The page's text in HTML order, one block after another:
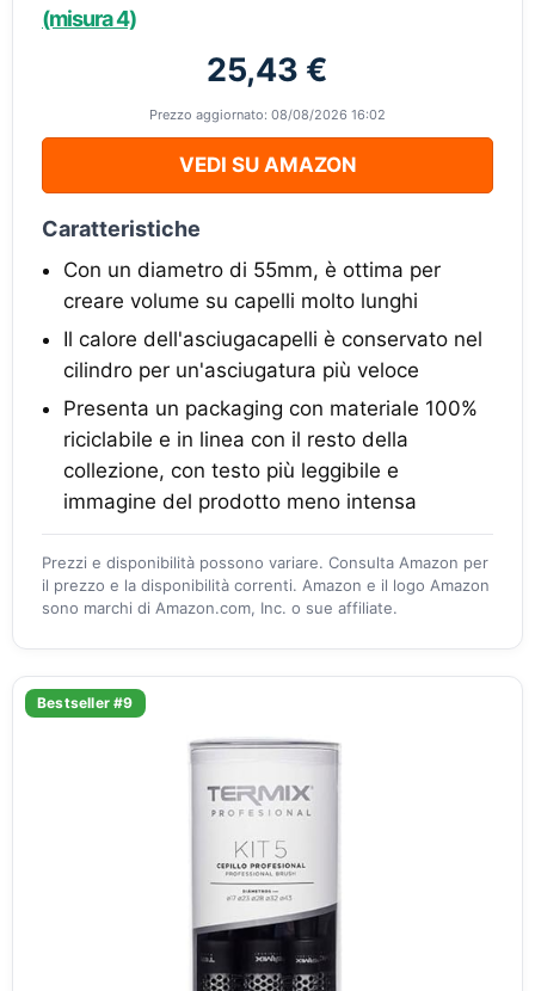
(misura 4)
25,43 €
Prezzo aggiornato: 08/08/2026 16:02
VEDI SU AMAZON
Caratteristiche
Con un diametro di 55mm, è ottima per
creare volume su capelli molto lunghi
Il calore dell'asciugacapelli è conservato nel
cilindro per un'asciugatura più veloce
Presenta un packaging con materiale 100%
riciclabile e in linea con il resto della
collezione, con testo più leggibile e
immagine del prodotto meno intensa
Prezzi e disponibilità possono variare. Consulta Amazon per
il prezzo e la disponibilità correnti. Amazon e il logo Amazon
sono marchi di Amazon.com, Inc. o sue affiliate.
Bestseller #9